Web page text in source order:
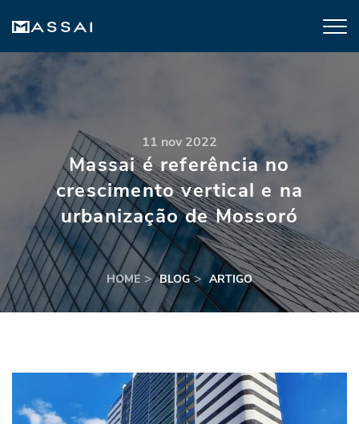
11 nov 2022
Massai é referência no
crescimento vertical e na
urbanização de Mossoró
HOME BLOG ARTIGO